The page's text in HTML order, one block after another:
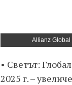
Allianz Global
• Светът:
2025 г. –